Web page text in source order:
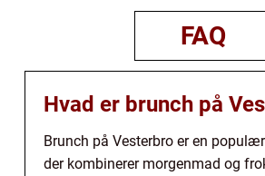
FAQ
Hvad er brunch på
Brunch på Vesterbro er en
der kombinerer morgenmad og